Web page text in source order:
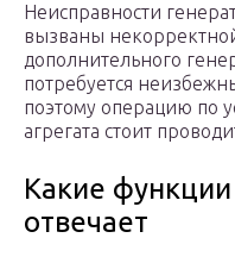
Неисправности
вызваны
дополнительного
потребуется
поэтому операцию по
агрегата стоит
Какие
отвечает